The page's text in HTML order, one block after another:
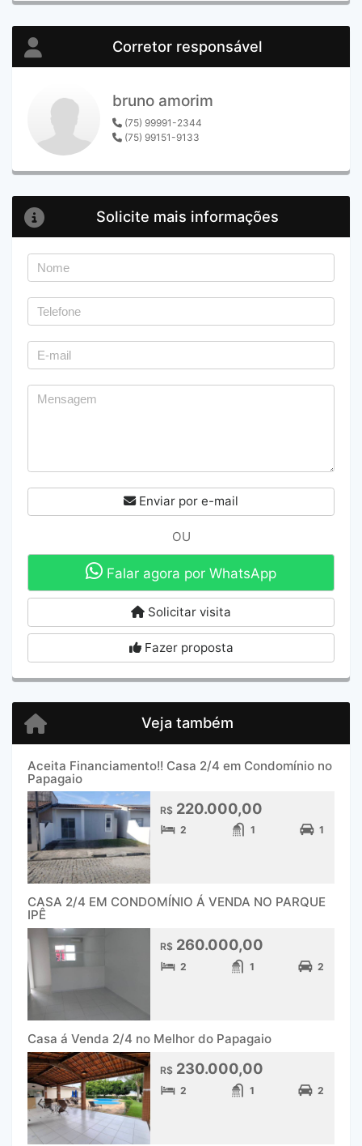
Corretor responsável
bruno amorim
(75) 99991-2344
(75) 99151-9133
Solicite mais informações
Enviar por e-mail
OU
Falar agora por WhatsApp
Solicitar visita
Fazer proposta
Veja também
Aceita Financiamento!! Casa 2/4 em Condomínio no
Papagaio
R$ 220.000,00
2 1 1
CASA 2/4 EM CONDOMÍNIO Á VENDA NO PARQUE
IPÊ
R$ 260.000,00
2 1 2
Casa á Venda 2/4 no Melhor do Papagaio
R$ 230.000,00
2 1 2